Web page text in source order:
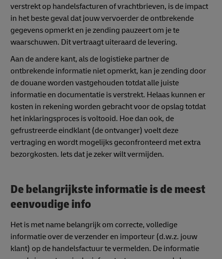
verstrekt op handelsfacturen of vrachtbrieven, is de impact
in het beste geval dat jouw vervoerder de ontbrekende
gegevens opmerkt en je zending pauzeert om je te
waarschuwen. Dit vertraagt uiteraard de levering.
Aan de andere kant, als de logistieke partner de
ontbrekende informatie niet opmerkt, kan je zending door
de douane worden vastgehouden totdat alle juiste
informatie en documentatie is verstrekt. Helaas kunnen er
kosten in rekening worden gebracht voor de opslag totdat
het inklaringsproces is voltooid. Hoe dan ook, de
gefrustreerde eindklant (de ontvanger) voelt deze
vertraging en wordt mogelijks geconfronteerd met extra
bezorgkosten. Iets dat je zeker wilt vermijden.
De belangrijkste informatie is de meest
eenvoudige info
Het is met name belangrijk om correcte, volledige
informatie over de verzender en importeur (d.w.z. jouw
klant) op de handelsfactuur te vermelden. De informatie